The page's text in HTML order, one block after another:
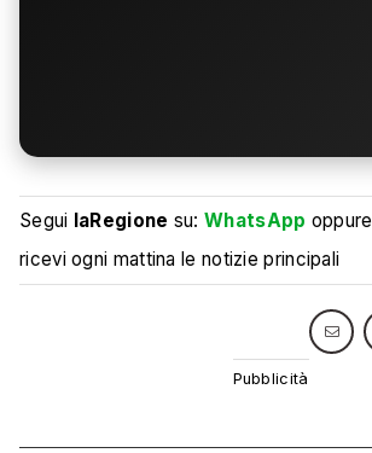
Segui laRegione su:WhatsApp oppure
ricevi ogni mattina le notizie principali